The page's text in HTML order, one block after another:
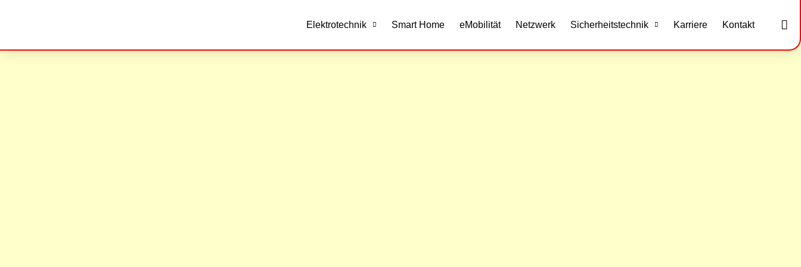
Elektrotechnik Smart Home eMobilität Netzwerk Sicherheitstechnik Karriere Kontakt